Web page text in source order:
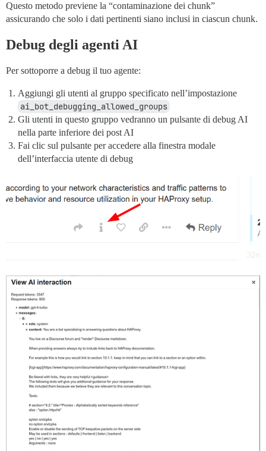
Questo metodo previene la “contaminazione dei chunk”
assicurando che solo i dati pertinenti siano inclusi in ciascun chunk.
Debug degli agenti AI
Per sottoporre a debug il tuo agente:
Aggiungi gli utenti al gruppo specificato nell’impostazione
ai_bot_debugging_allowed_groups
Gli utenti in questo gruppo vedranno un pulsante di debug AI
nella parte inferiore dei post AI
Fai clic sul pulsante per accedere alla finestra modale
dell’interfaccia utente di debug